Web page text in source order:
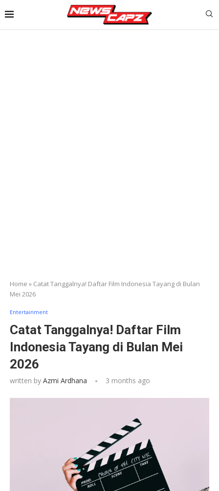
Home » Catat Tanggalnya! Daftar Film Indonesia Tayang di Bulan
Mei 2026
Entertainment
Catat Tanggalnya! Daftar Film
Indonesia Tayang di Bulan Mei
2026
written by Azmi Ardhana 3 months ago